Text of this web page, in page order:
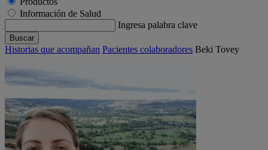
Información de Salud
Ingresa palabra clave
Buscar
Historias que acompañan Pacientes colaboradores Beki Tovey